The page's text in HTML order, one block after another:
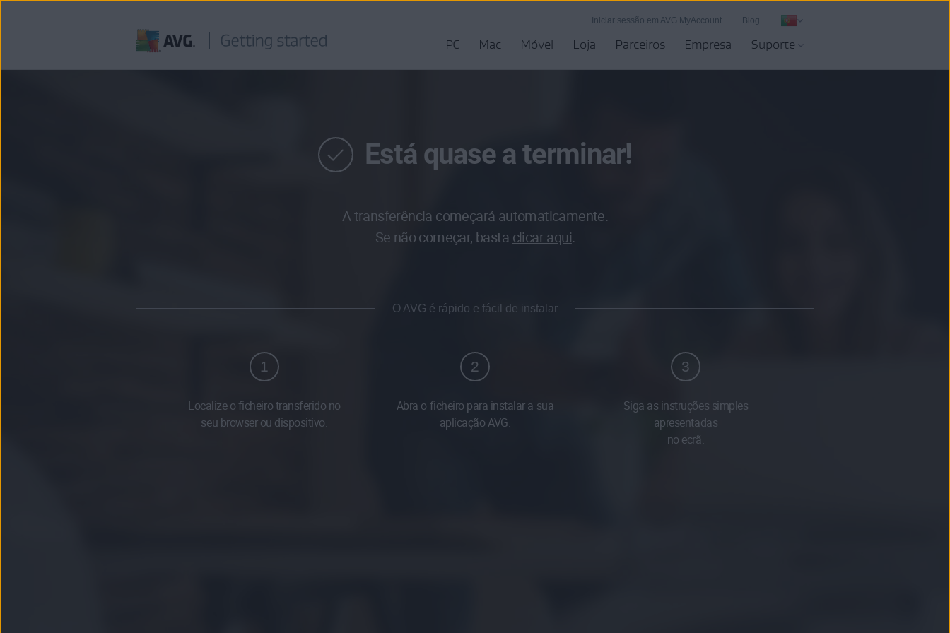
Iniciar sessão em AVG MyAccount Blog
PC Mac Móvel Loja Parceiros Empresa Suporte
Está quase a terminar!
A transferência começará automaticamente.
Se não começar, basta clicar aqui.
O AVG é rápido e fácil de instalar
1
Localize o ficheiro transferido no
seu browser ou dispositivo.
2
Abra o ficheiro para instalar a sua
aplicação AVG.
3
Siga as instruções simples
apresentadas
no ecrã.